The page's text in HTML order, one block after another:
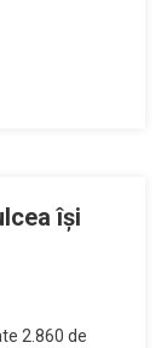
își
2.860 de